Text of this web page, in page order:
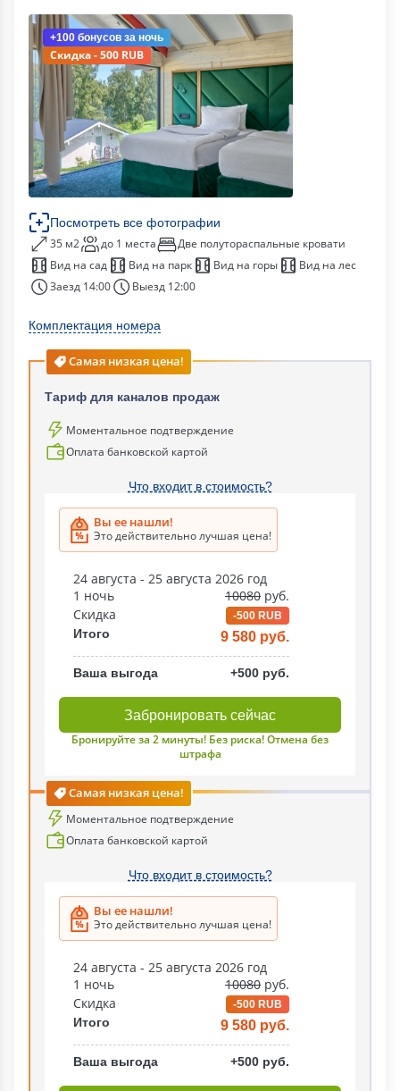
+100 бонусов за ночь
Скидка - 500 RUB
Посмотреть все фотографии
35 м2 до 1 места
Две полутораспальные кровати
Вид на сад
Вид на парк Вид на горы
Вид на лес
Заезд 14:00
Выезд 12:00
Комплектация номера
Самая низкая цена!
Тариф для каналов продаж
Моментальное подтверждение
Оплата банковской картой
Что входит в стоимость?
Вы ее нашли!
Это действительно лучшая цена!
24 августа - 25 августа 2026 год
1 ночь
10080 руб.
Скидка
-500 RUB
Итого 9 580 руб.
Ваша выгода +500 руб.
Забронировать сейчас
Бронируйте за 2 минуты! Без риска! Отмена без
штрафа
Самая низкая цена!
Моментальное подтверждение
Оплата банковской картой
Что входит в стоимость?
Вы ее нашли!
Это действительно лучшая цена!
24 августа - 25 августа 2026 год
1 ночь
10080 руб.
Скидка
-500 RUB
Итого 9 580 руб.
Ваша выгода +500 руб.